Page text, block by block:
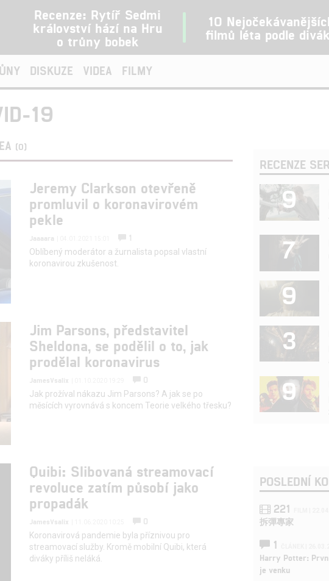
Recenze: Rytíř Sedmi
království hází na Hru
o trůny bobek
10
filmů léta podle
DISKUZE VIDEA FILMY
19
(0)
Jeremy Clarkson otevřeně
promluvil o koronavirovém
pekle
Jaaaara
1
Oblíbený moderátor a žurnalista popsal vlastní
koronavirou zkušenost.
Jim Parsons, představitel
Sheldona, se podělil o to, jak
prodělal koronavirus
JamesVsalix
0
Jak prožíval nákazu Jim Parsons? A jak se po
měsících vyrovnává s koncem Teorie velkého třesku?
Quibi: Slibovaná streamovací
revoluce zatím působí jako
propadák
JamesVsalix
0
Koronavirová pandemie byla příznivou pro
streamovací služby. Kromě mobilní Quibi, která
diváky příliš neláká.
RECENZE
9
7
9
3
9
POSLEDNÍ
221
拆彈專家
1
Harry Potter:
je venku